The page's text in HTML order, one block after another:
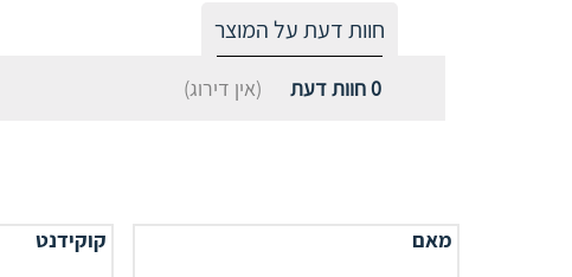
חוות דעת על המוצר
0חוות דעת (אין דירוג)
מאם קוקידנט